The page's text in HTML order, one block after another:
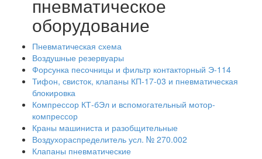
пневматическое
оборудование
Пневматическая схема
Воздушные резервуары
Форсунка песочницы и фильтр контакторный Э-114
Тифон, свисток, клапаны КП-17-03 и пневматическая
блокировка
Компрессор КТ-бЭл и вспомогательный мотор-
компрессор
Краны машиниста и разобщительные
Воздухораспределитель усл. № 270.002
Клапаны пневматические